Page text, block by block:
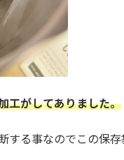
工がしてありました。
する事なのでこの保